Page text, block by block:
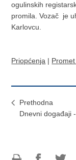
ogulinskih
promila. Vozač je
Karlovcu.
Priopćenja |
Prethodna
Dnevni događaji